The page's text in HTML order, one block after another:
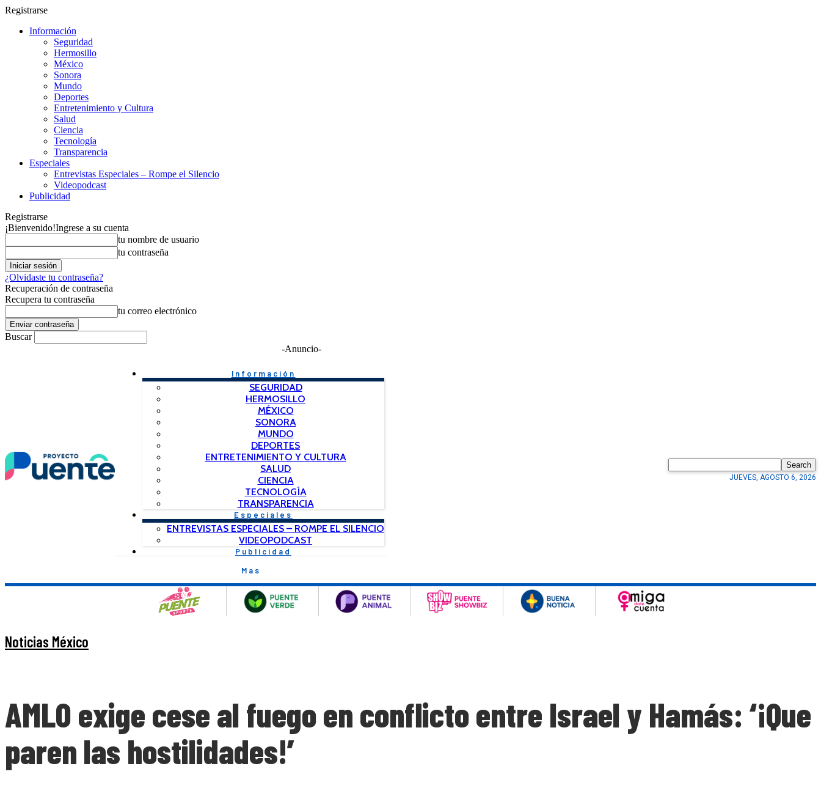
Registrarse
Información
Seguridad
Hermosillo
México
Sonora
Mundo
Deportes
Entretenimiento y Cultura
Salud
Ciencia
Tecnología
Transparencia
Especiales
Entrevistas Especiales – Rompe el Silencio
Videopodcast
Publicidad
Registrarse
¡Bienvenido!Ingrese a su cuenta
tu nombre de usuario
tu contraseña
¿Olvidaste tu contraseña?
Recuperación de contraseña
Recupera tu contraseña
tu correo electrónico
Buscar
-Anuncio-
Información
SEGURIDAD
HERMOSILLO
MÉXICO
SONORA
MUNDO
DEPORTES
ENTRETENIMIENTO Y CULTURA
SALUD
CIENCIA
TECNOLOGÍA
TRANSPARENCIA
Especiales
ENTREVISTAS ESPECIALES – ROMPE EL SILENCIO
VIDEOPODCAST
Publicidad
Mas
Search
JUEVES, AGOSTO 6, 2026
Noticias México
AMLO exige cese al fuego en conflicto entre Israel y Hamás: ‘¡Que
paren las hostilidades!’